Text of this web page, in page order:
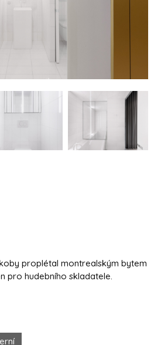
proplétal montrealským bytem
pro hudebního skladatele.